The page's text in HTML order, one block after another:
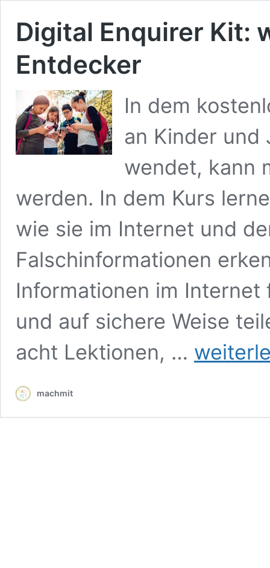
Digital Enquirer Kit:
Entdecker
In dem
an Kinder und
wendet, kann
werden. In dem Kurs
wie sie im Internet und
Falschinformationen
Informationen im
und auf sichere Weise
acht Lektionen, …
Enquirer
Entdecker
machmit